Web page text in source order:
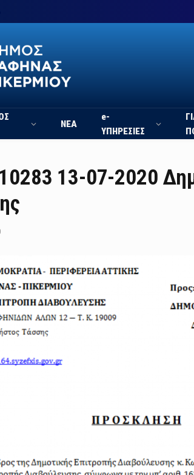
ΝΕΑ
e-
ΥΠΗΡΕΣΙΕΣ
13-07-2020